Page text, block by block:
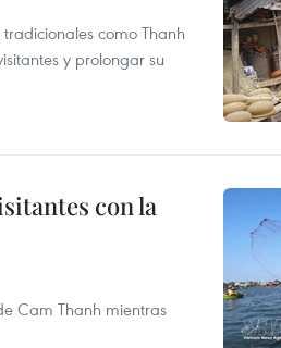
como Thanh
y prolongar su
con la
Cam Thanh mientras